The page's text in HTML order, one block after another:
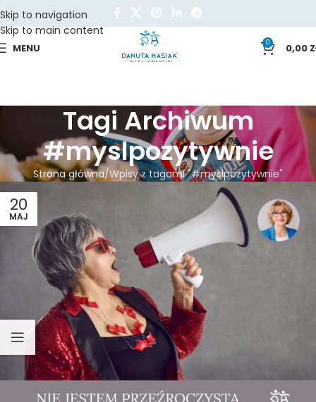
Skip to navigation
Skip to main content
MENU 0 0,00
Tagi Archiwum
#myslpozytywnie
Strona główna Wpisy z tagami "#myslpozytywnie"
20
MAJ